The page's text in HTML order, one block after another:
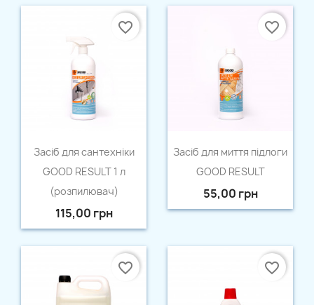
Швидкий перегляд
Засіб для сантехніки
GOOD RESULT 1 л
(розпилювач)
115,00 грн
favorite_border
 Швидкий перегляд
Засіб для миття підлоги
GOOD RESULT
55,00 грн
favorite_border
favorite_border favorite_border